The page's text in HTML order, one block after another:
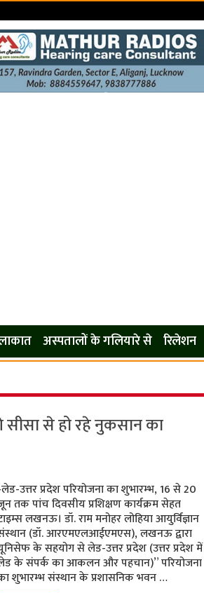
अस्पतालों के गलियारे से रिलेशन
से हो रहे नुकसान का
उत्तर प्रदेश परियोजना का शुभारम्भ, 16 से 20
तक पांच दिवसीय प्रशिक्षण कार्यक्रम सेहत
लखनऊ। डॉ. राम मनोहर लोहिया आयुर्विज्ञान
(डॉ. आरएमएलआईएमएस), लखनऊ द्वारा
के सहयोग से लेड-उत्तर प्रदेश (उत्तर प्रदेश में
के संपर्क का आकलन और पहचान)” परियोजना
शुभारम्भ संस्थान के प्रशासनिक भवन …